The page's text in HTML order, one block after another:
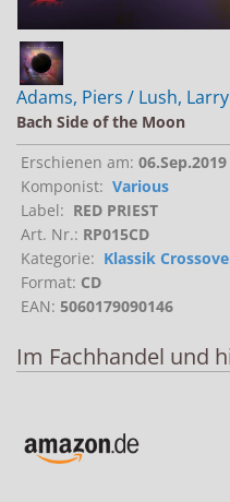
Adams, Piers / Lush, Larry
Bach Side of the Moon
Erschienen am: 06.Sep.2019
Komponist: Various
Label: RED PRIEST
Art. Nr.: RP015CD
Kategorie: Klassik
Format: CD
EAN: 5060179090146
Im Fachhandel und